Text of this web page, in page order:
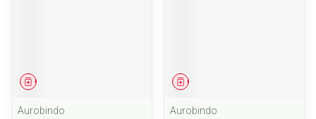
Geneesmiddel
Aurobindo
Geneesmiddel
Aurobindo